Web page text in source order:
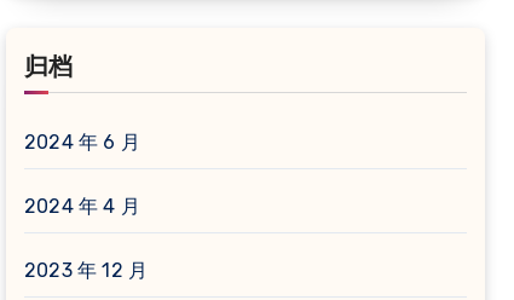
归档
2024 年 6 月
2024 年 4 月
2023 年 12 月